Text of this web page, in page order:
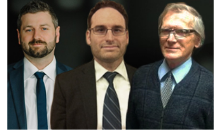
propos
Infolettre
S’abonner
FAQ
Politique de
confidentialité